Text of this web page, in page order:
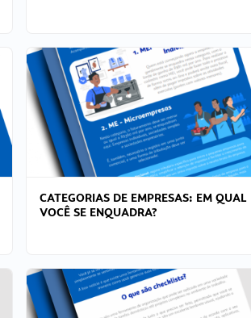
CATEGORIAS DE EMPRESAS: EM QUAL
VOCÊ SE ENQUADRA?